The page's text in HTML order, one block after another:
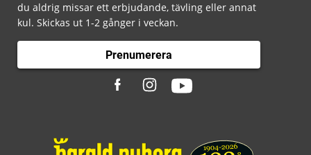
du aldrig missar ett erbjudande, tävling eller annat
kul. Skickas ut 1-2 gånger i veckan.
Prenumerera